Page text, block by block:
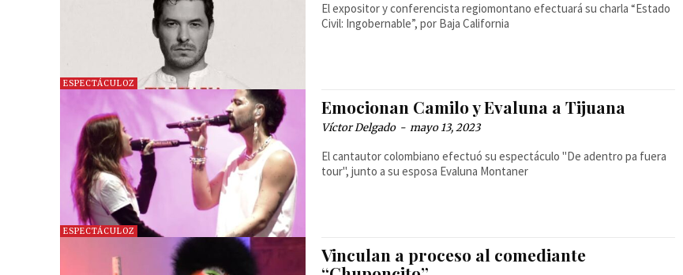
ESPECTÁCULOZ
El expositor y conferencista regiomontano efectuará su charla “Estado
Civil: Ingobernable”, por Baja California
ESPECTÁCULOZ
Emocionan Camilo y Evaluna a Tijuana
Víctor Delgado - mayo 13, 2023
El cantautor colombiano efectuó su espectáculo "De adentro pa fuera
tour", junto a su esposa Evaluna Montaner
Vinculan a proceso al comediante